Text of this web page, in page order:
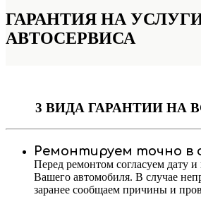
ГАРАНТИЯ НА
АВТОСЕРВИСА
3 ВИДА ГАРАНТИИ НА
Ремонтируем точно в
Перед ремонтом согласуем дату и
Вашего автомобиля. В случае
заранее сообщаем причины и